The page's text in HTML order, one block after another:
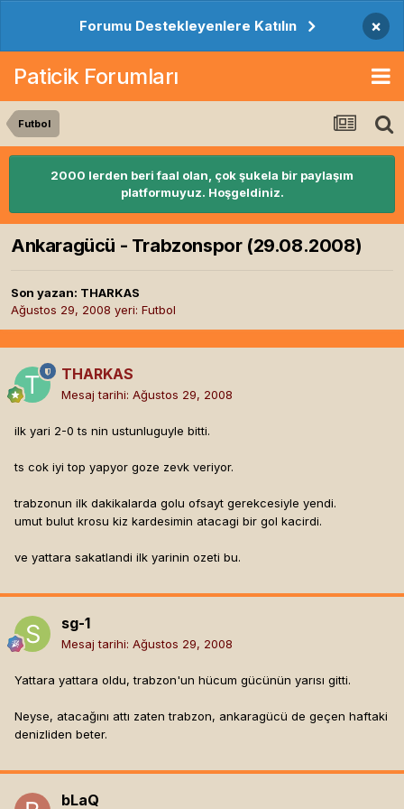
Forumu Destekleyenlere Katılın ×
Paticik Forumları
Futbol
2000 lerden beri faal olan, çok şukela bir paylaşım
platformuyuz. Hoşgeldiniz.
Ankaragücü - Trabzonspor (29.08.2008)
Son yazan: THARKAS
Ağustos 29, 2008 yeri: Futbol
THARKAS
Mesaj tarihi: Ağustos 29, 2008
ilk yari 2-0 ts nin ustunluguyle bitti.
ts cok iyi top yapyor goze zevk veriyor.
trabzonun ilk dakikalarda golu ofsayt gerekcesiyle yendi.
umut bulut krosu kiz kardesimin atacagi bir gol kacirdi.
ve yattara sakatlandi ilk yarinin ozeti bu.
sg-1
Mesaj tarihi: Ağustos 29, 2008
Yattara yattara oldu, trabzon'un hücum gücünün yarısı gitti.
Neyse, atacağını attı zaten trabzon, ankaragücü de geçen haftaki
denizliden beter.
bLaQ